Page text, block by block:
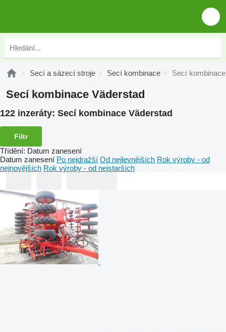
Secí a sázecí stroje Secí kombinace Secí
Secí kombinace Väderstad
122 inzeráty: Secí kombinace Väderstad
Filtr
Třídění: Datum zanesení
Datum zanesení Po nejdražší Od nejlevnějších Rok výroby - od
nejnovějších Rok výroby - od nejstarších